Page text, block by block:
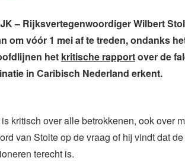
– Rijksvertegenwoordiger Wilbert
om vóór 1 mei af te treden, ondanks
het kritische rapportover de
in Caribisch Nederland erkent.
kritisch over alle betrokkenen, ook over
van Stolte op de vraag of hij vindt dat
terecht is.